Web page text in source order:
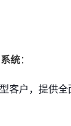
统：
客户，提供